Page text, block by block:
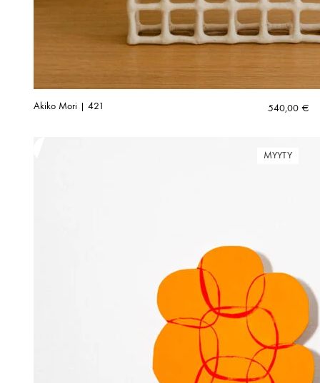
Akiko Mori | 421 540,00 €
MYYTY